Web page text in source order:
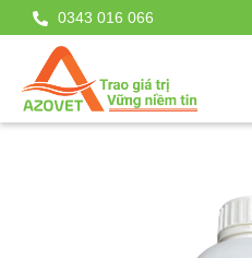
0343 016 066